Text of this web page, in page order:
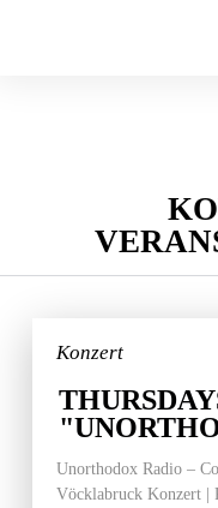
Konzert
Unorthodox Radio –
Vöcklabruck Konzert |